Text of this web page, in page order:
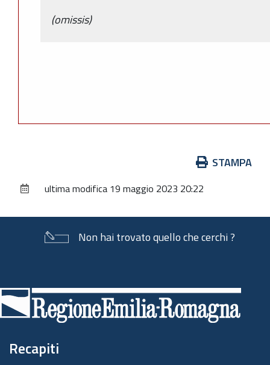
(omissis)
documento
STAMPA
ultima modifica 19 maggio 2023 20:22
Non hai trovato quello che cerchi ?
di
pagina
Recapiti